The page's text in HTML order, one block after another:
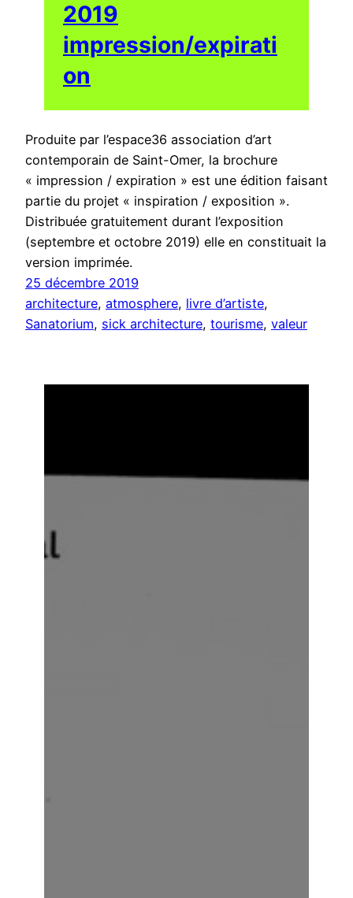
2019
impression/expirati
on
Produite par l’espace36 association d’art
contemporain de Saint-Omer, la brochure
« impression / expiration » est une édition faisant
partie du projet « inspiration / exposition ».
Distribuée gratuitement durant l’exposition
(septembre et octobre 2019) elle en constituait la
version imprimée.
25 décembre 2019
architecture, atmosphere, livre d’artiste
Sanatorium, sick architecture, tourisme, valeur